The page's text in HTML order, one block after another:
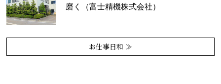
磨く（富士精機株式会社）
お仕事日和 ≫